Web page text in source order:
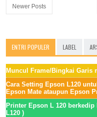
Newer Posts
ENTRI POPULER LABEL
Muncul Frame/Bingkai Garis
Cara Setting Epson L120
Epson Mate ataupun Epson
Printer Epson L 120
L120 )